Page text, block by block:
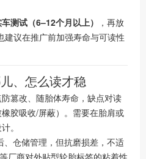
测试（6–12个月以上）
，再放
建议在推广前加强寿命与可读性
、怎么读才稳
防篡改、随胎体寿命，缺点对读
胶吸收/屏蔽）。需要在胎肩或
。
、仓储管理，但抗磨损差，不适